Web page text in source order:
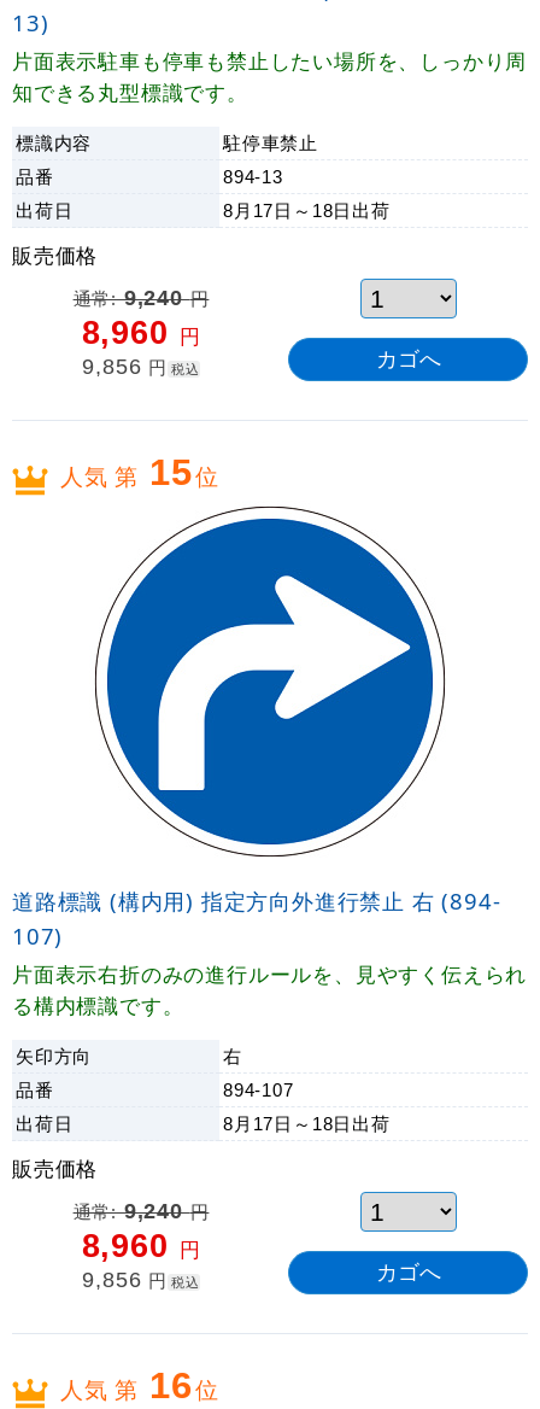
13)
片面表示駐車も停車も禁止したい場所を、しっかり周
知できる丸型標識です。
標識内容
駐停車禁止
品番
894-13
出荷日 8月17日～18日 出荷
販売価格
通常:9,240円
8,960 円
9,856 円 税込
人気 第 15位
道路標識 (構内用) 指定方向外進行禁止 右 (894-
107)
片面表示右折のみの進行ルールを、見やすく伝えられ
る構内標識です。
矢印方向
右
品番
894-107
出荷日 8月17日～18日 出荷
販売価格
通常:9,240円
8,960 円
9,856 円 税込
人気 第 16位